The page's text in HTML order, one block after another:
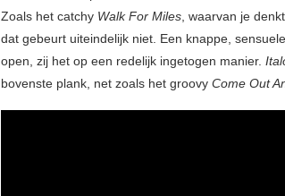
Zoals het catchy Walk For Miles , waarvan je
dat gebeurt uiteindelijk niet. Een knappe,
open, zij het op een redelijk ingetogen manier.
bovenste plank, net zoals het groovy Come Out